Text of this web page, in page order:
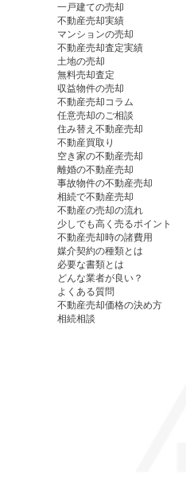
一戸建ての売却
不動産売却実績
マンションの売却
不動産売却査定実績
土地の売却
無料売却査定
収益物件の売却
不動産売却コラム
任意売却のご相談
住み替え不動産売却
不動産買取り
空き家の不動産売却
離婚の不動産売却
事故物件の不動産売却
相続で不動産売却
不動産の売却の流れ
少しでも高く売るポイント
不動産売却時の諸費用
媒介契約の種類とは
必要な書類とは
どんな業者が良い？
よくある質問
不動産売却価格の決め方
相続相談